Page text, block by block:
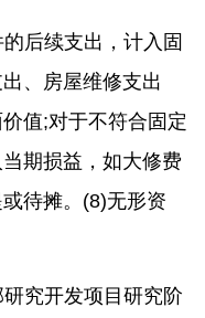
后续支出，计入固
、房屋维修支出
值;对于不符合固定
期损益，如大修费
待摊。(8)无形资
究开发项目研究阶